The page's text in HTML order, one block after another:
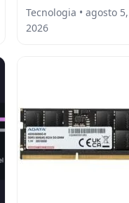
Tecnologia • agosto 5,
2026